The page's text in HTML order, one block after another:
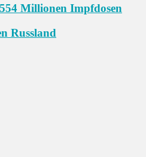
Millionen Impfdosen
Russland